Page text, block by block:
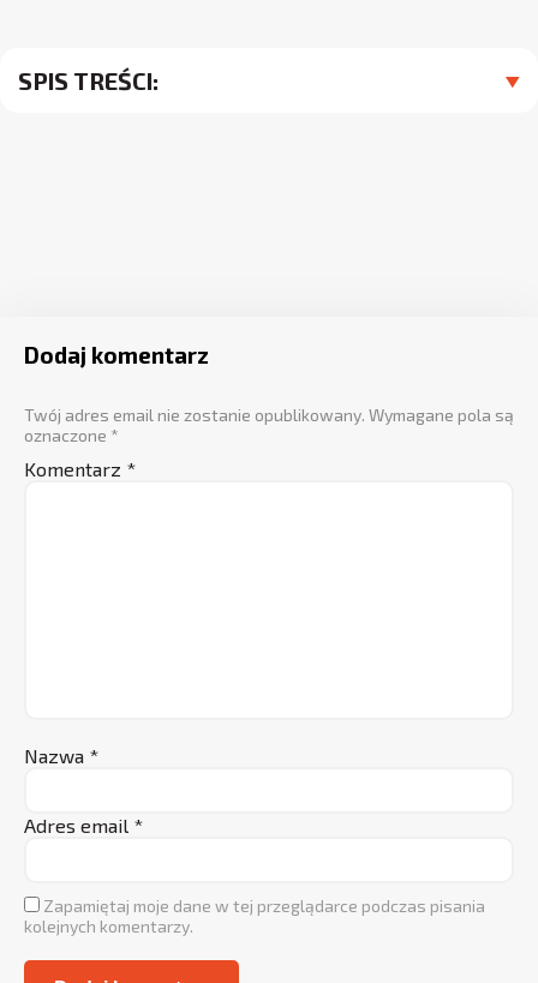
SPIS TREŚCI:
Dodaj komentarz
Twój adres email nie zostanie opublikowany. Wymagane pola są
oznaczone *
Komentarz *
Nazwa *
Adres email *
Zapamiętaj moje dane w tej przeglądarce podczas pisania
kolejnych komentarzy.